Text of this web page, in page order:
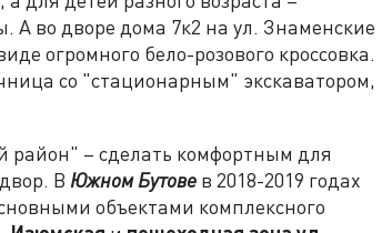
А во дворе дома 7к2 на ул. Знаменские
огромного бело-розового кроссовка.
со "стационарным" экскаватором,
– сделать комфортным для
В Южном Бутове в 2018-2019 годах
объектами комплексного